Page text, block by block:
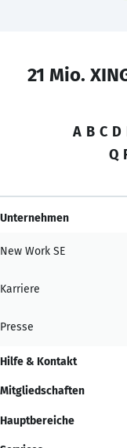
21 Mio.
A B C D
Q
Unternehmen
New Work SE
Karriere
Presse
Hilfe & Kontakt
Mitgliedschaften
Hauptbereiche